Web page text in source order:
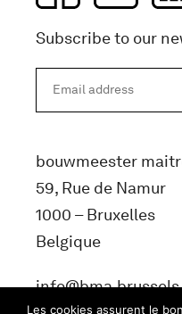
Subscribe to our
bouwmeester
59, Rue de Namur
1000 – Bruxelles
Belgique
info@bma.brussels
Les cookies assurent le